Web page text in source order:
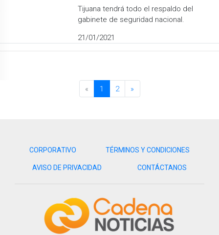
Tijuana tendrá todo el respaldo del
gabinete de seguridad nacional.
21/01/2021
« 1 2 »
CORPORATIVO TÉRMINOS Y CONDICIONES
AVISO DE PRIVACIDAD CONTÁCTANOS